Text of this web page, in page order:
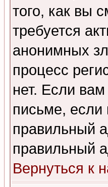
того, как вы
требуется
анонимных
процесс
нет. Если
письме, если
правильный
правильный
Вернуться к